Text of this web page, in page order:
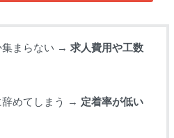
集まらない → 求人費用や工数
辞めてしまう → 定着率が低い